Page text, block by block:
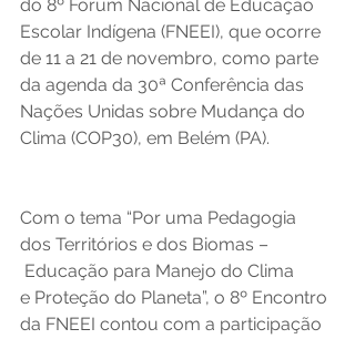
do 8º Fórum Nacional de Educação
Escolar Indígena (FNEEI), que ocorre
de 11 a 21 de novembro, como parte
da agenda da 30ª Conferência das
Nações Unidas sobre Mudança do
Clima (COP30), em Belém (PA).
Com o tema “Por uma Pedagogia
dos Territórios e dos Biomas –
Educação para Manejo do Clima
e Proteção do Planeta”, o 8º Encontro
da FNEEI contou com a participação